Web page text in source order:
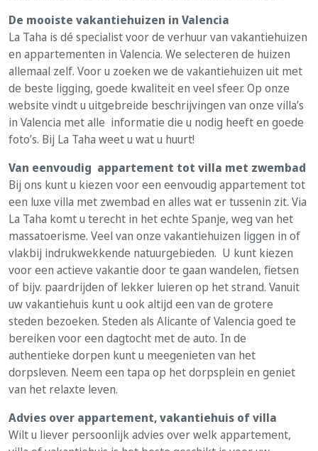
De mooiste vakantiehuizen in Valencia
La Taha is dé specialist voor de verhuur van vakantiehuizen
en appartementen in Valencia. We selecteren de huizen
allemaal zelf. Voor u zoeken we de vakantiehuizen uit met
de beste ligging, goede kwaliteit en veel sfeer. Op onze
website vindt u uitgebreide beschrijvingen van onze villa’s
in Valencia met alle informatie die u nodig heeft en goede
foto’s. Bij La Taha weet u wat u huurt!
Van eenvoudig appartement tot villa met zwembad
Bij ons kunt u kiezen voor een eenvoudig appartement tot
een luxe villa met zwembad en alles wat er tussenin zit. Via
La Taha komt u terecht in het echte Spanje, weg van het
massatoerisme. Veel van onze vakantiehuizen liggen in of
vlakbij indrukwekkende natuurgebieden. U kunt kiezen
voor een actieve vakantie door te gaan wandelen, fietsen
of bijv. paardrijden of lekker luieren op het strand. Vanuit
uw vakantiehuis kunt u ook altijd een van de grotere
steden bezoeken. Steden als Alicante of Valencia goed te
bereiken voor een dagtocht met de auto. In de
authentieke dorpen kunt u meegenieten van het
dorpsleven. Neem een tapa op het dorpsplein en geniet
van het relaxte leven.
Advies over appartement, vakantiehuis of villa
Wilt u liever persoonlijk advies over welk appartement,